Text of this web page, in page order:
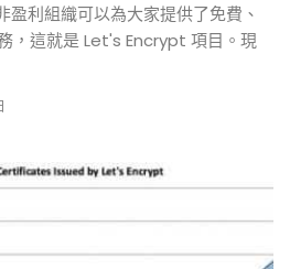
盈利組織可以為大家提供了免費、
，這就是 Let's Encrypt 項目。現